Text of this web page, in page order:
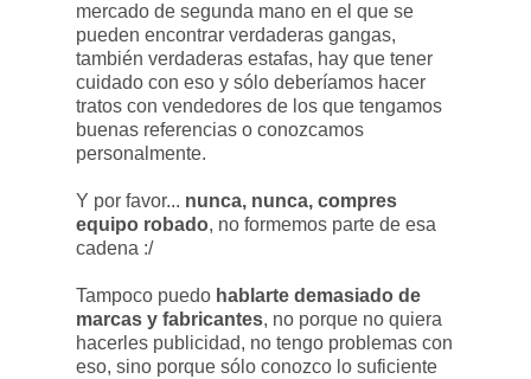
mercado de segunda mano en el que se
pueden encontrar verdaderas gangas,
también verdaderas estafas, hay que tener
cuidado con eso y sólo deberíamos hacer
tratos con vendedores de los que tengamos
buenas referencias o conozcamos
personalmente.
Y por favor... nunca, nunca, compres
equipo robado, no formemos parte de esa
cadena :/
Tampoco puedo hablarte demasiado de
marcas y fabricantes, no porque no quiera
hacerles publicidad, no tengo problemas con
eso, sino porque sólo conozco lo suficiente